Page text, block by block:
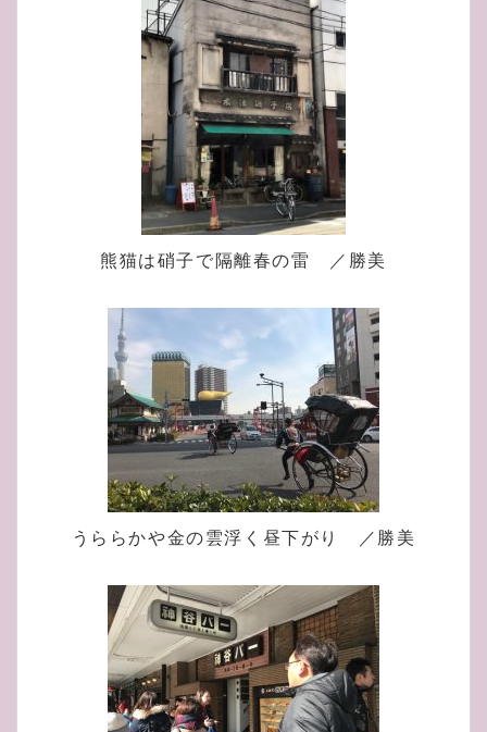
熊猫は硝子で隔離春の雷 ／勝美
うららかや金の雲浮く昼下がり ／勝美